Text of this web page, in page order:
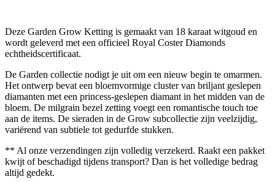
Deze Garden Grow Ketting is gemaakt van 18 karaat witgoud en
wordt geleverd met een officieel Royal Coster Diamonds
echtheidscertificaat.
De Garden collectie nodigt je uit om een nieuw begin te omarmen.
Het ontwerp bevat een bloemvormige cluster van briljant geslepen
diamanten met een princess-geslepen diamant in het midden van de
bloem. De milgrain bezel zetting voegt een romantische touch toe
aan de items. De sieraden in de Grow subcollectie zijn veelzijdig,
variërend van subtiele tot gedurfde stukken.
** Al onze verzendingen zijn volledig verzekerd. Raakt een pakket
kwijt of beschadigd tijdens transport? Dan is het volledige bedrag
altijd gedekt.